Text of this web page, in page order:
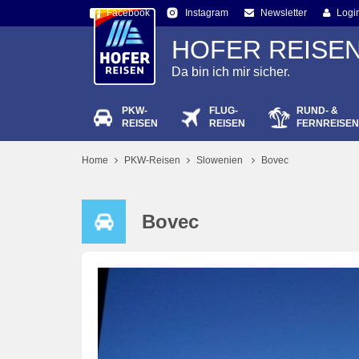
Facebook Instagram Newsletter
HOFER
Da bin ich mir sicher.
PKW-
REISEN
FLUG-
REISEN
RUND- &
FERNREISEN
Home PKW-Reisen Slowenien Bovec
Bovec